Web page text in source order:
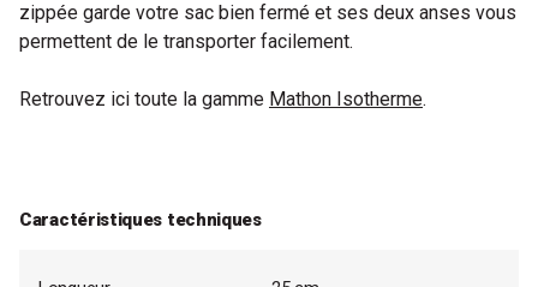
zippée garde votre sac bien fermé et ses deux anses vous
permettent de le transporter facilement.
Retrouvez ici toute la gamme Mathon Isotherme.
Caractéristiques techniques